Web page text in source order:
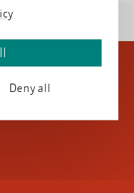
Deny all